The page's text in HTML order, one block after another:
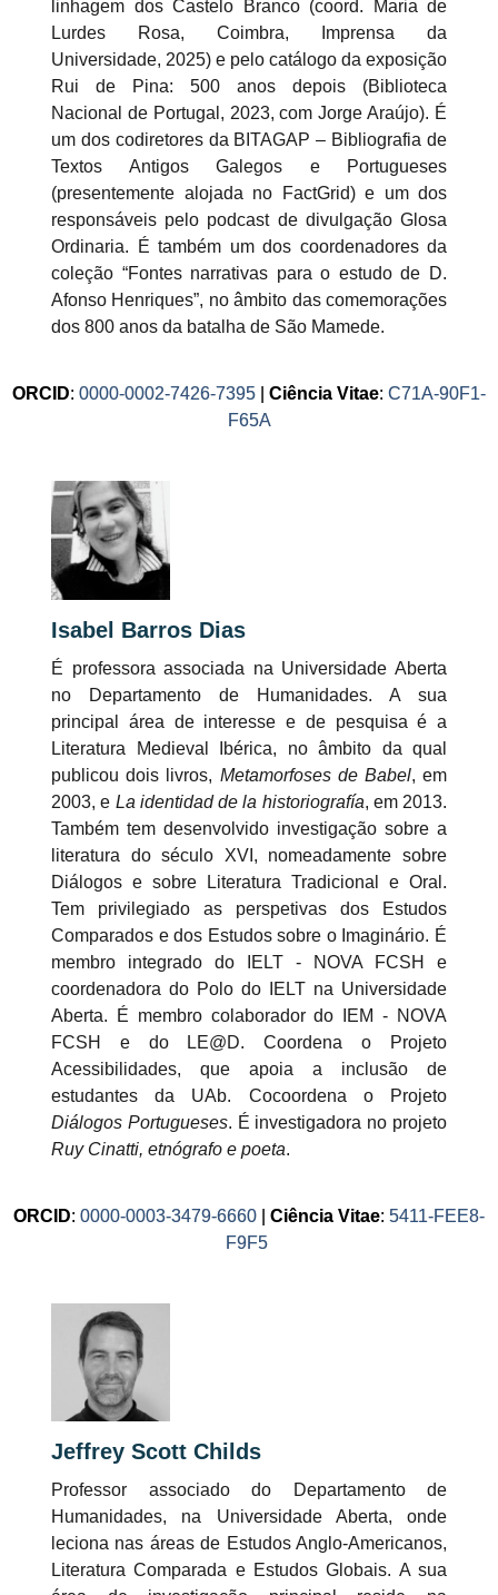
linhagem dos Castelo Branco (coord. Maria de
Lurdes Rosa, Coimbra, Imprensa da
Universidade, 2025) e pelo catálogo da exposição
Rui de Pina: 500 anos depois (Biblioteca
Nacional de Portugal, 2023, com Jorge Araújo). É
um dos codiretores da BITAGAP – Bibliografia de
Textos Antigos Galegos e Portugueses
(presentemente alojada no FactGrid) e um dos
responsáveis pelo podcast de divulgação Glosa
Ordinaria. É também um dos coordenadores da
coleção “Fontes narrativas para o estudo de D.
Afonso Henriques”, no âmbito das comemorações
dos 800 anos da batalha de São Mamede.
ORCID: 0000-0002-7426-7395 Ciência Vitae: C71A-90F1-
F65A
Isabel Barros Dias
É professora associada na Universidade Aberta
no Departamento de Humanidades. A sua
principal área de interesse e de pesquisa é a
Literatura Medieval Ibérica, no âmbito da qual
publicou dois livros, Metamorfoses de Babel, em
2003, e La identidad de la historiografía, em 2013.
Também tem desenvolvido investigação sobre a
literatura do século XVI, nomeadamente sobre
Diálogos e sobre Literatura Tradicional e Oral.
Tem privilegiado as perspetivas dos Estudos
Comparados e dos Estudos sobre o Imaginário. É
membro integrado do IELT - NOVA FCSH e
coordenadora do Polo do IELT na Universidade
Aberta. É membro colaborador do IEM - NOVA
FCSH e do LE@D. Coordena o Projeto
Acessibilidades, que apoia a inclusão de
estudantes da UAb. Cocoordena o Projeto
Diálogos Portugueses. É investigadora no projeto
Ruy Cinatti, etnógrafo e poeta.
ORCID: 0000-0003-3479-6660 Ciência Vitae: 5411-FEE8-
F9F5
Jeffrey Scott Childs
Professor associado do Departamento de
Humanidades, na Universidade Aberta, onde
leciona nas áreas de Estudos Anglo-Americanos,
Literatura Comparada e Estudos Globais. A sua